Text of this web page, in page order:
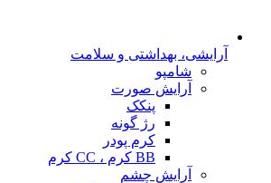
آرایشی، بهداشتی و سلامت
شامپو
آرایش صورت
پنکک
رژ گونه
کرم پودر
BB کرم ، CC کرم
آرایش چشم